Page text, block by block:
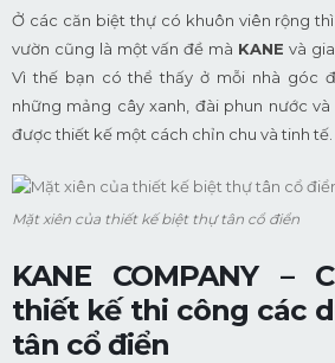
Ở các căn biệt thự có khuôn viên rộng
vườn cũng là một vấn đề mà KANE và
Vì thế bạn có thể thấy ở mỗi nhà góc
những mảng cây xanh, đài phun nước
được thiết kế một cách chỉn chu và tinh tế.
Mặt xiên của thiết kế biệt thự tân cổ điển
KANE COMPANY –
thiết kế thi công các
tân cổ điển